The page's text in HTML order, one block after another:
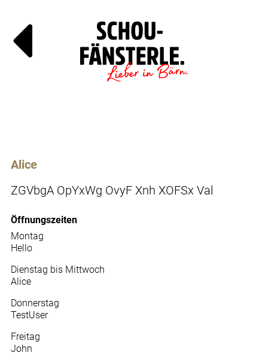
Alice
ZGVbgA OpYxWg OvyF Xnh XOFSx Val
Öffnungszeiten
Montag
Hello
Dienstag bis Mittwoch
Alice
Donnerstag
TestUser
Freitag
John